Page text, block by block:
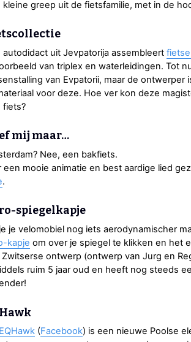
kleine greep uit de fietsfamilie, met in de
autodidact uit Jevpatorija assembleert
van triplex en waterleidingen. Tot
van Evpatorii, maar de
voor deze. Hoe ver kon deze
fiets?
mij maar…
Nee, een bakfiets.
een mooie animatie en best aardige lied
.
spiegelkapje
je velomobiel nog iets aerodynamischer
kapje om over je spiegel te klikken en het
Zwitserse ontwerp (ontwerp van Jurg en
ruim 5 jaar oud en heeft nog steeds
EQHawk (Facebook) is een nieuwe Poolse